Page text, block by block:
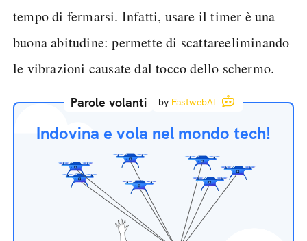
tempo di fermarsi. Infatti, usare il timer è una
buona abitudine: permette di scattareeliminando
le vibrazioni causate dal tocco dello schermo.
Parole volanti by FastwebAI
Indovina e vola nel mondo tech!